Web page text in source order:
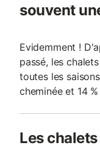
souvent
Evidemment !
passé, les
toutes les
cheminée et 14
Les